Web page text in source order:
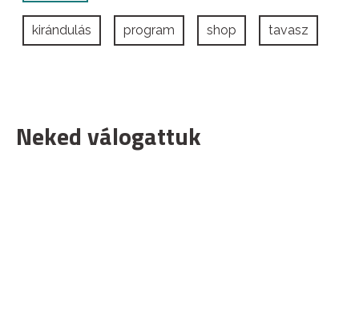
kirándulás program shop tavasz
Neked válogattuk